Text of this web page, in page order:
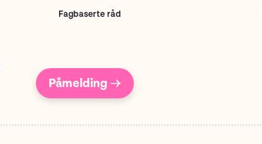
Fagbaserte råd
Påmelding →